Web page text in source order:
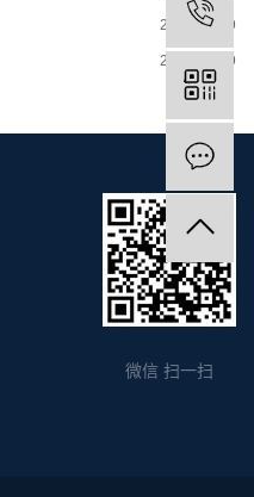
2022-08-29
2022-08-29
微信 扫一扫